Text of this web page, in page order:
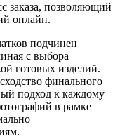
заказа, позволяющий
онлайн.
подчинен
с выбора
готовых изделий.
финального
подход к каждому
в рамке